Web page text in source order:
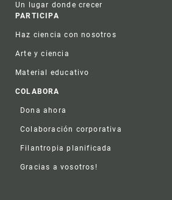
Un lugar donde crecer
PARTICIPA
Haz ciencia con nosotros
Arte y ciencia
Material educativo
COLABORA
Dona ahora
Colaboración corporativa
Filantropia planificada
Gracias a vosotros!